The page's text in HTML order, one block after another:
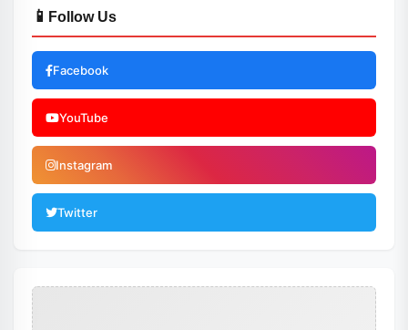
📱 Follow Us
Facebook
YouTube
Instagram
Twitter